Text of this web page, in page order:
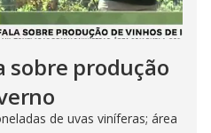
sobre produção
de uvas viníferas; área